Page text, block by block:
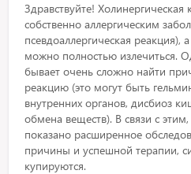
Здравствуйте! Холинергическая
собственно аллергическим
псевдоаллергическая реакция),
можно полностью излечиться.
бывает очень сложно найти
реакцию (это могут быть
внутренних органов, дисбиоз
обмена веществ). В связи с
показано расширенное
причины и успешной терапии,
купируются.